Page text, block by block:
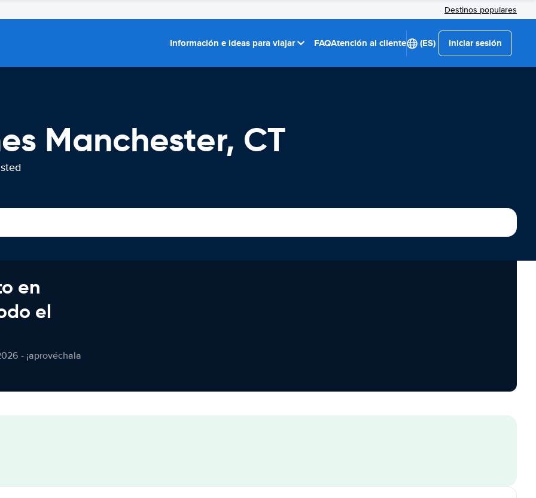
Destinos populares
Información e ideas para viajar FAQAtención al cliente (ES) Iniciar sesión
Manchester, CT
en
el
- ¡aprovéchala